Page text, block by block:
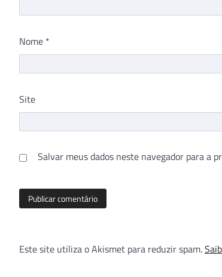
Nome *
Site
Salvar meus dados neste navegador para a
Este site utiliza o Akismet para reduzir spam.